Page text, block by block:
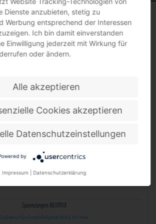
Spannzangen NEUTRIX
Zubehör für Anschleifgerät WAG 90 Max
Dienste anzubieten, stetig zu
Werbung entsprechend der Interessen
Ich bin damit einverstanden
Einwilligung jederzeit mit Wirkung für
oder ändern.
Alle akzeptieren
Cookies akzeptieren
Datenschutzeinstellungen
by
Impressum Datenschutzerklärung